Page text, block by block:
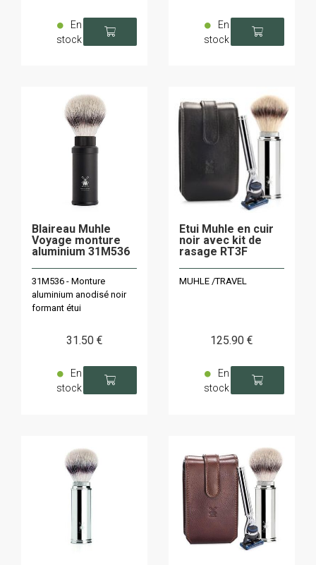
En
stock
En
stock
Blaireau Muhle
Voyage monture
aluminium 31M536
31M536 - Monture
aluminium anodisé noir
formant étui
31.50 €
En
stock
Etui Muhle en cuir
noir avec kit de
rasage RT3F
MUHLE /TRAVEL
125.90 €
En
stock